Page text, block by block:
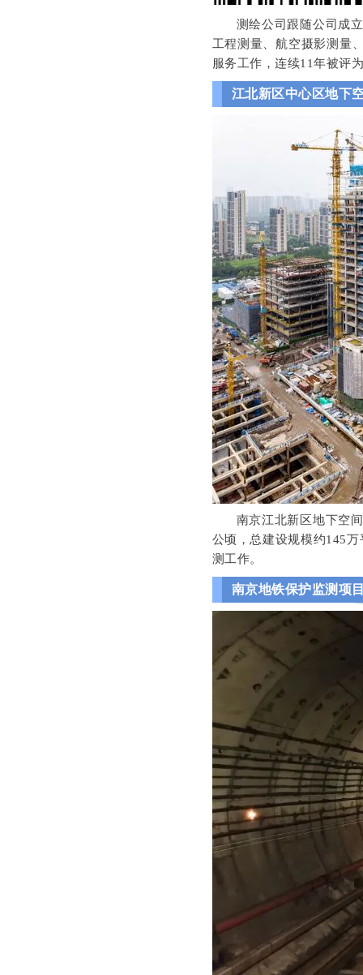
测绘公司跟随公司成
工程测量、航空摄影测量
服务工作，连续11年被评
江北新区中心区地下
南京江北新区地下空
公顷，总建设规模约145
测工作。
南京地铁保护监测项